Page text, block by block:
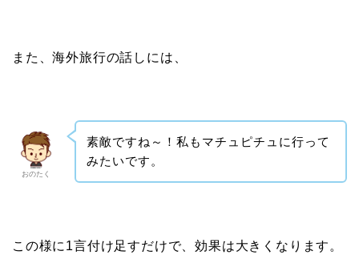
また、海外旅行の話しには、
おのたく
素敵ですね～！私もマチュピチュに行って
みたいです。
この様に1言付け足すだけで、効果は大きくなります。